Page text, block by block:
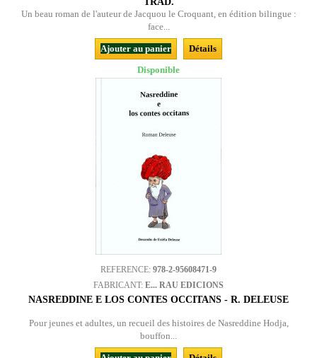
Un beau roman de l'auteur de Jacquou le Croquant, en édition bilingue :
face...
Ajouter au panier
Détails
Disponible
REFERENCE: 978-2-95608471-9
FABRICANT: E... RAU EDICIONS
NASREDDINE E LOS CONTES OCCITANS - R. DELEUSE
Pour jeunes et adultes, un recueil des histoires de Nasreddine Hodja,
bouffon...